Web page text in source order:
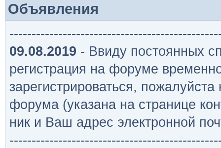
Объявления
09.08.2019 - Ввиду постоянных
регистрация на форуме
зарегистрироваться,
форума (указана на странице
ник и Ваш адрес электронной